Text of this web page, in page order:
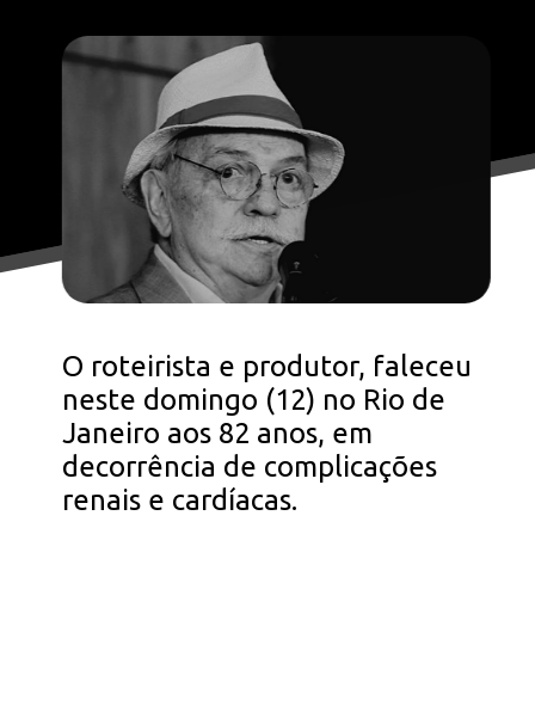
O roteirista e produtor, faleceu
neste domingo (12) no Rio de
Janeiro aos 82 anos, em
decorrência de complicações
renais e cardíacas.